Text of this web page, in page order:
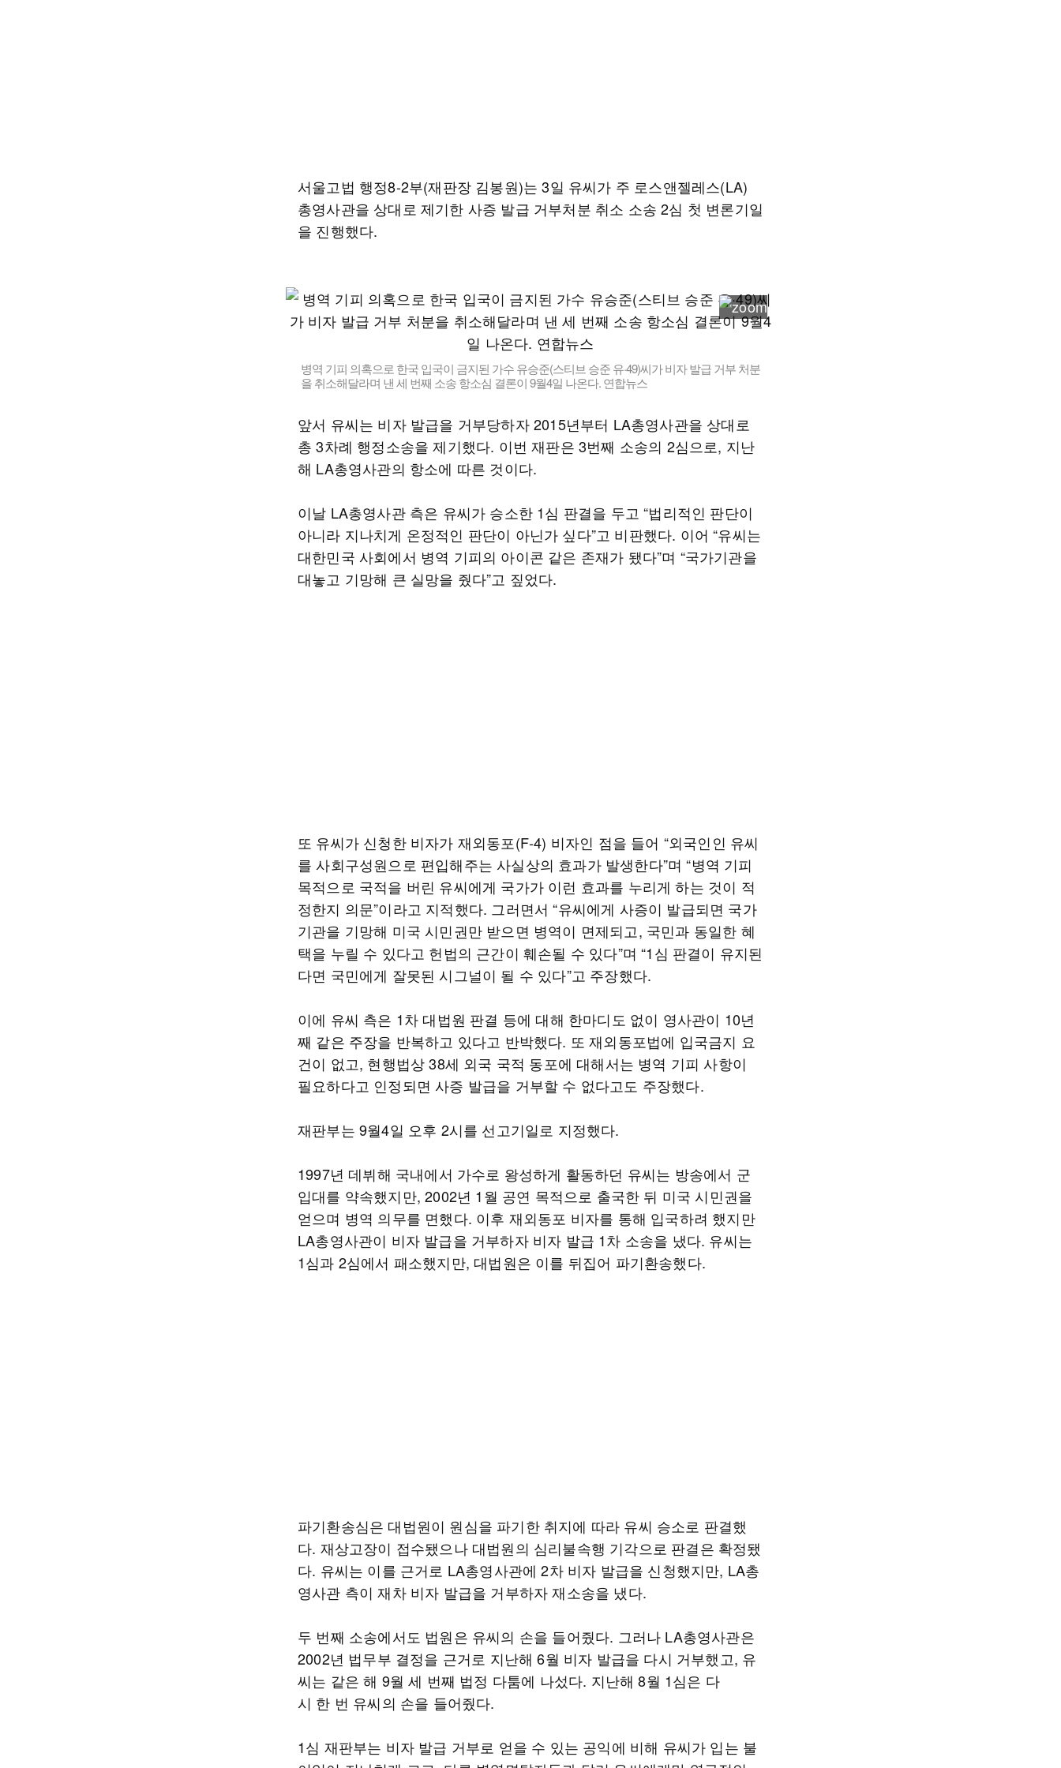
서울고법 행정8-2부(재판장 김봉원)는 3일 유씨가 주 로스앤젤레스(LA)
총영사관을 상대로 제기한 사증 발급 거부처분 취소 소송 2심 첫 변론기일
을 진행했다.
병역 기피 의혹으로 한국 입국이 금지된 가수 유승준(스티브 승준 유·49)씨가 비자 발급 거부 처분
을 취소해달라며 낸 세 번째 소송 항소심 결론이 9월4일 나온다. 연합뉴스
앞서 유씨는 비자 발급을 거부당하자 2015년부터 LA총영사관을 상대로
총 3차례 행정소송을 제기했다. 이번 재판은 3번째 소송의 2심으로, 지난
해 LA총영사관의 항소에 따른 것이다.
이날 LA총영사관 측은 유씨가 승소한 1심 판결을 두고 “법리적인 판단이
아니라 지나치게 온정적인 판단이 아닌가 싶다”고 비판했다. 이어 “유씨는
대한민국 사회에서 병역 기피의 아이콘 같은 존재가 됐다”며 “국가기관을
대놓고 기망해 큰 실망을 줬다”고 짚었다.
또 유씨가 신청한 비자가 재외동포(F-4) 비자인 점을 들어 “외국인인 유씨
를 사회구성원으로 편입해주는 사실상의 효과가 발생한다”며 “병역 기피
목적으로 국적을 버린 유씨에게 국가가 이런 효과를 누리게 하는 것이 적
정한지 의문”이라고 지적했다. 그러면서 “유씨에게 사증이 발급되면 국가
기관을 기망해 미국 시민권만 받으면 병역이 면제되고, 국민과 동일한 혜
택을 누릴 수 있다고 헌법의 근간이 훼손될 수 있다”며 “1심 판결이 유지된
다면 국민에게 잘못된 시그널이 될 수 있다”고 주장했다.
이에 유씨 측은 1차 대법원 판결 등에 대해 한마디도 없이 영사관이 10년
째 같은 주장을 반복하고 있다고 반박했다. 또 재외동포법에 입국금지 요
건이 없고, 현행법상 38세 외국 국적 동포에 대해서는 병역 기피 사항이
필요하다고 인정되면 사증 발급을 거부할 수 없다고도 주장했다.
재판부는 9월4일 오후 2시를 선고기일로 지정했다.
1997년 데뷔해 국내에서 가수로 왕성하게 활동하던 유씨는 방송에서 군
입대를 약속했지만, 2002년 1월 공연 목적으로 출국한 뒤 미국 시민권을
얻으며 병역 의무를 면했다. 이후 재외동포 비자를 통해 입국하려 했지만
LA총영사관이 비자 발급을 거부하자 비자 발급 1차 소송을 냈다. 유씨는
1심과 2심에서 패소했지만, 대법원은 이를 뒤집어 파기환송했다.
파기환송심은 대법원이 원심을 파기한 취지에 따라 유씨 승소로 판결했
다. 재상고장이 접수됐으나 대법원의 심리불속행 기각으로 판결은 확정됐
다. 유씨는 이를 근거로 LA총영사관에 2차 비자 발급을 신청했지만, LA총
영사관 측이 재차 비자 발급을 거부하자 재소송을 냈다.
두 번째 소송에서도 법원은 유씨의 손을 들어줬다. 그러나 LA총영사관은
2002년 법무부 결정을 근거로 지난해 6월 비자 발급을 다시 거부했고, 유
씨는 같은 해 9월 세 번째 법정 다툼에 나섰다. 지난해 8월 1심은 다
시 한 번 유씨의 손을 들어줬다.
1심 재판부는 비자 발급 거부로 얻을 수 있는 공익에 비해 유씨가 입는 불